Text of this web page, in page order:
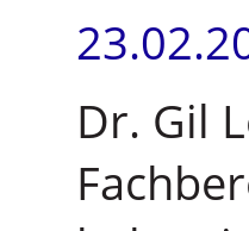
Dr. Gil